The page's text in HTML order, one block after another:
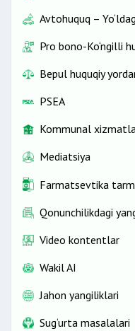
Avtohuquq –
Pro bono-Ko‘ngilli
Bepul huquqiy
PSEA
Kommunal
Mediatsiya
Farmatsevtika
Qonunchilikdagi
Video kontentlar
Wakil AI
Jahon yangiliklari
Sug‘urta masalalari